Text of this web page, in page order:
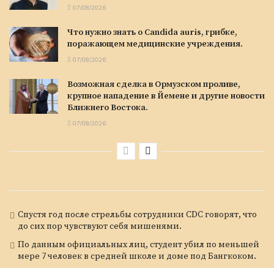
07/08/2026
Что нужно знать о Candida auris, грибке,
поражающем медицинские учреждения.
07/08/2026
Возможная сделка в Ормузском проливе,
крупное нападение в Йемене и другие новости
Ближнего Востока.
07/08/2026
Спустя год после стрельбы сотрудники CDC говорят, что
до сих пор чувствуют себя мишенями.
По данным официальных лиц, студент убил по меньшей
мере 7 человек в средней школе и доме под Бангкоком.